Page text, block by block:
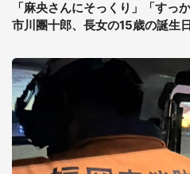
「麻央さんにそっくり」「すっ
市川團十郎、長女の15歳の誕生